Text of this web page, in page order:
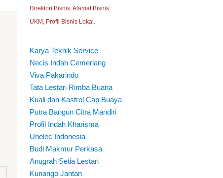
Direktori Bisnis, Alamat Bisnis
UKM, Profil Bisnis Lokal.
Karya Teknik Service
Necis Indah Cemerlang
Viva Pakarindo
Tata Lestari Rimba Buana
Kuali dan Kastrol Cap Buaya
Putra Bangun Citra Mandiri
Profil Indah Kharisma
Unelec Indonesia
Budi Makmur Perkasa
Anugrah Setia Lestari
Kunango Jantan